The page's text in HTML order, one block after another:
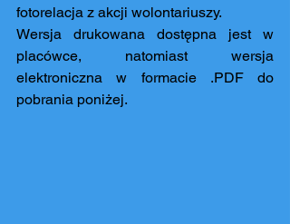
fotorelacja z akcji wolontariuszy.
Wersja drukowana dostępna jest w
placówce, natomiast wersja
elektroniczna w formacie .PDF do
pobrania poniżej.